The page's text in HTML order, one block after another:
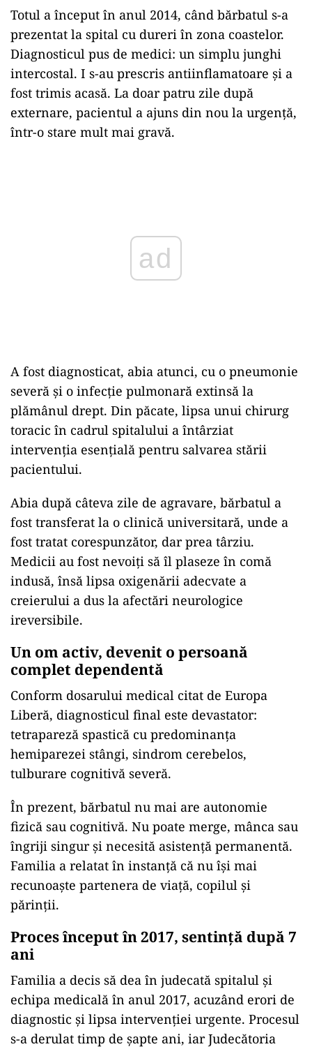
Totul a început în anul 2014, când bărbatul s-a
prezentat la spital cu dureri în zona coastelor.
Diagnosticul pus de medici: un simplu junghi
intercostal. I s-au prescris antiinflamatoare și a
fost trimis acasă. La doar patru zile după
externare, pacientul a ajuns din nou la urgență,
într-o stare mult mai gravă.
A fost diagnosticat, abia atunci, cu o pneumonie
severă și o infecție pulmonară extinsă la
plămânul drept. Din păcate, lipsa unui chirurg
toracic în cadrul spitalului a întârziat
intervenția esențială pentru salvarea stării
pacientului.
Abia după câteva zile de agravare, bărbatul a
fost transferat la o clinică universitară, unde a
fost tratat corespunzător, dar prea târziu.
Medicii au fost nevoiți să îl plaseze în comă
indusă, însă lipsa oxigenării adecvate a
creierului a dus la afectări neurologice
ireversibile.
Un om activ, devenit o persoană
complet dependentă
Conform dosarului medical citat de Europa
Liberă, diagnosticul final este devastator:
tetrapareză spastică cu predominanța
hemiparezei stângi, sindrom cerebelos,
tulburare cognitivă severă.
În prezent, bărbatul nu mai are autonomie
fizică sau cognitivă. Nu poate merge, mânca sau
îngriji singur și necesită asistență permanentă.
Familia a relatat în instanță că nu își mai
recunoaște partenera de viață, copilul și
părinții.
Proces început în 2017, sentință după 7
ani
Familia a decis să dea în judecată spitalul și
echipa medicală în anul 2017, acuzând erori de
diagnostic și lipsa intervenției urgente. Procesul
s-a derulat timp de șapte ani, iar Judecătoria